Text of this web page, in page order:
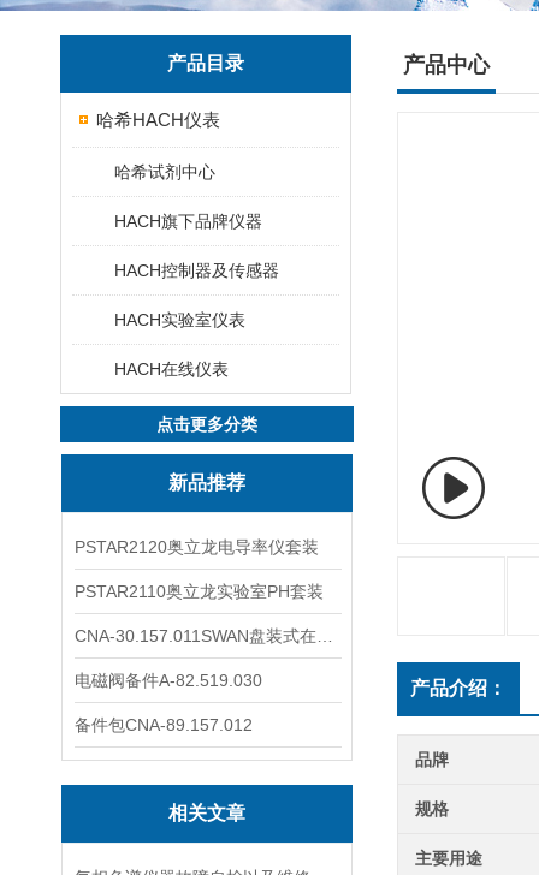
产品目录
哈希HACH仪表
哈希试剂中心
HACH旗下品牌仪器
HACH控制器及传感器
HACH实验室仪表
HACH在线仪表
点击更多分类
新品推荐
PSTAR2120奥立龙电导率仪套装
PSTAR2110奥立龙实验室PH套装
电磁阀备件A-82.519.030
备件包CNA-89.157.012
相关文章
产品中心
产品介绍：
品牌
规格
主要用途